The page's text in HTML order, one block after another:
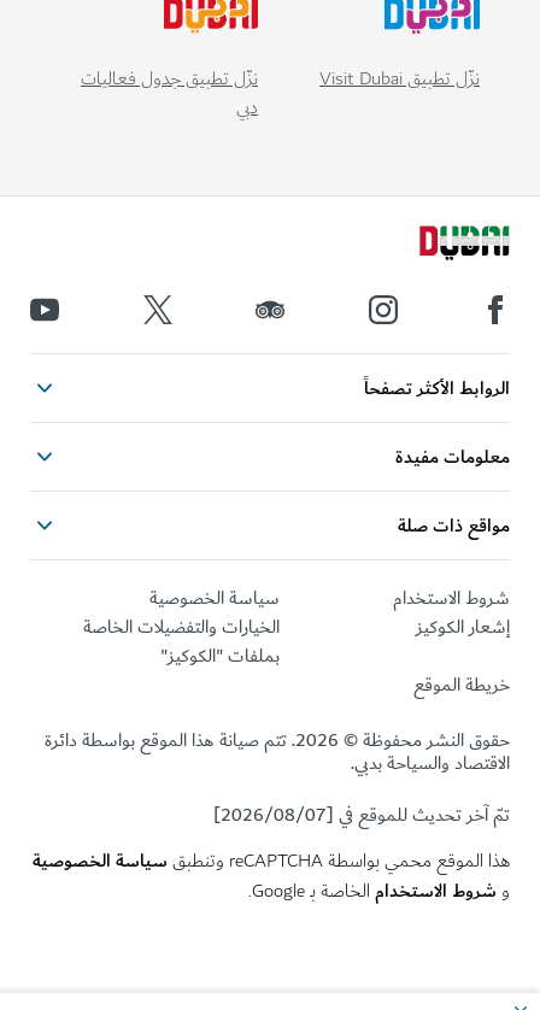
نزّل تطبيق Visit Dubai
نزّل تطبيق جدول فعاليات
دبي
الروابط الأكثر تصفحاً
معلومات مفيدة
مواقع ذات صلة
شروط الاستخدام
سياسة الخصوصية
إشعار الكوكيز
الخيارات والتفضيلات الخاصة
بملفات "الكوكيز"
خريطة الموقع
حقوق النشر محفوظة © 2026. تتم صيانة هذا الموقع بواسطة دائرة
الاقتصاد والسياحة بدبي.
تمّ آخر تحديث للموقع في [2026/08/07]
هذا الموقع محمي بواسطة reCAPTCHA وتنطبق سياسة الخصوصية
شروط الاستخدامالخاصة بـ Google.